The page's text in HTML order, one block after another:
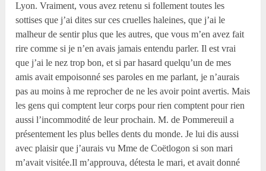
Lyon. Vraiment, vous avez retenu si follement toutes les
sottises que j’ai dites sur ces cruelles haleines, que j’ai le
malheur de sentir plus que les autres, que vous m’en avez fait
rire comme si je n’en avais jamais entendu parler. Il est vrai
que j’ai le nez trop bon, et si par hasard quelqu’un de mes
amis avait empoisonné ses paroles en me parlant, je n’aurais
pas au moins à me reprocher de ne les avoir point avertis. Mais
les gens qui comptent leur corps pour rien comptent pour rien
aussi l’incommodité de leur prochain. M. de Pommereuil a
présentement les plus belles dents du monde. Je lui dis aussi
avec plaisir que j’aurais vu Mme de Coëtlogon si son mari
m’avait visitée.Il m’approuva, détesta le mari, et avait donné